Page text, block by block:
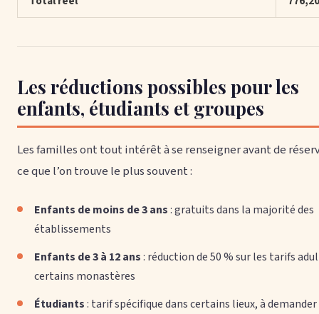
Les réductions possibles pour les
enfants, étudiants et groupes
Les familles ont tout intérêt à se renseigner avant de
ce que l’on trouve le plus souvent :
Enfants de moins de 3 ans: gratuits dans la majorité des
établissements
Enfants de 3 à 12 ans: réduction de 50 % sur les tarifs
certains monastères
Étudiants: tarif spécifique dans certains lieux, à demander